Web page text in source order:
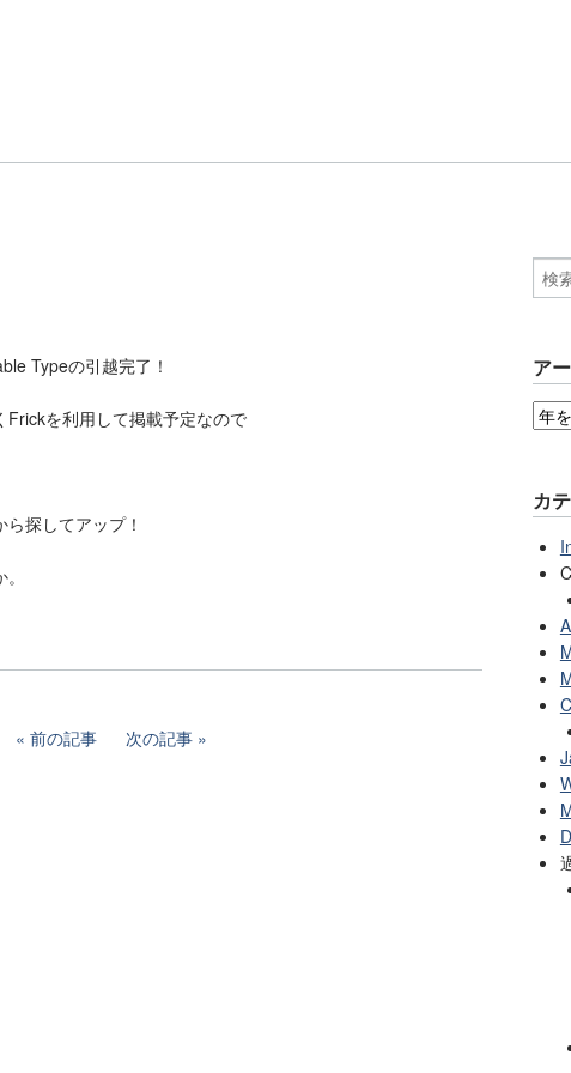
Typeの引越完了！
を利用して掲載予定なので
探してアップ！
前の記事 次の記事
ア
カ